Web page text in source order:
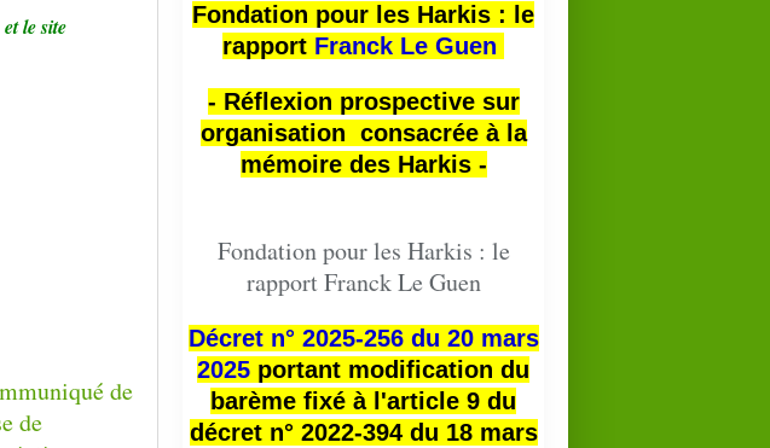
et le site
Fondation pour les Harkis : le
rapport Franck Le Guen
- Réflexion prospective sur
organisation consacrée à la
mémoire des Harkis -
Fondation pour les Harkis : le
rapport Franck Le Guen
Décret n° 2025-256 du 20 mars
2025 portant modification du
barème fixé à l'article 9 du
décret n° 2022-394 du 18 mars